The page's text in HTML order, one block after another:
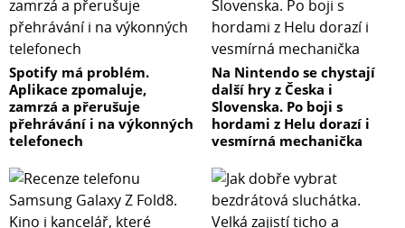
Spotify má problém.
Aplikace zpomaluje,
zamrzá a přerušuje
přehrávání i na výkonných
telefonech
Na Nintendo se chystají
další hry z Česka i
Slovenska. Po boji s
hordami z Helu dorazí i
vesmírná mechanička